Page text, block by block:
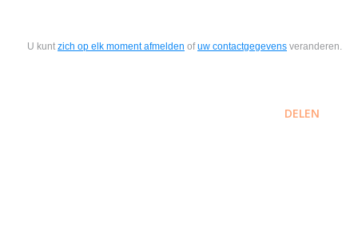
U kunt zich op elk moment afmelden ofuw contactgegevens veranderen.
DELEN